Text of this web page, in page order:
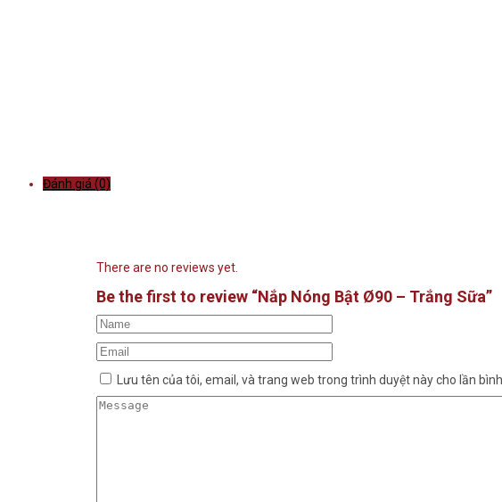
Đánh giá (0)
There are no reviews yet.
Be the first to review “Nắp Nóng Bật Ø90 – Trắng Sữa”
Lưu tên của tôi, email, và trang web trong trình duyệt này cho lần